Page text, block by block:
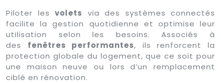
Piloter les volets via des systèmes connectés
facilite la gestion quotidienne et optimise leur
utilisation selon les besoins. Associés à
des fenêtres performantes, ils renforcent la
protection globale du logement, que ce soit pour
une maison neuve ou lors d’un remplacement
ciblé en rénovation.